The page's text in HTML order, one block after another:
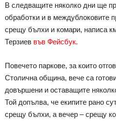
В следващите няколко дни ще
обработки и в междублоковите
срещу бълхи и комари, написа
Терзиев във Фейсбук.
Повечето паркове, за които
Столична община, вече са
довършени и оставащите
Той допълва, че екипите рано
срещу бълхи, а вечер – срещу